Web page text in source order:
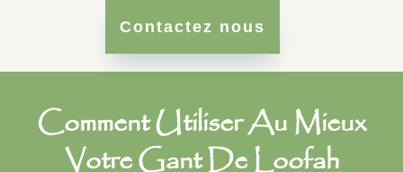
Contactez nous
Comment Utiliser Au Mieux
Votre Gant De Loofah